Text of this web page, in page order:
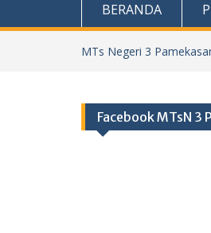
BERANDA
MTs Negeri 3
Facebook MTsN 3